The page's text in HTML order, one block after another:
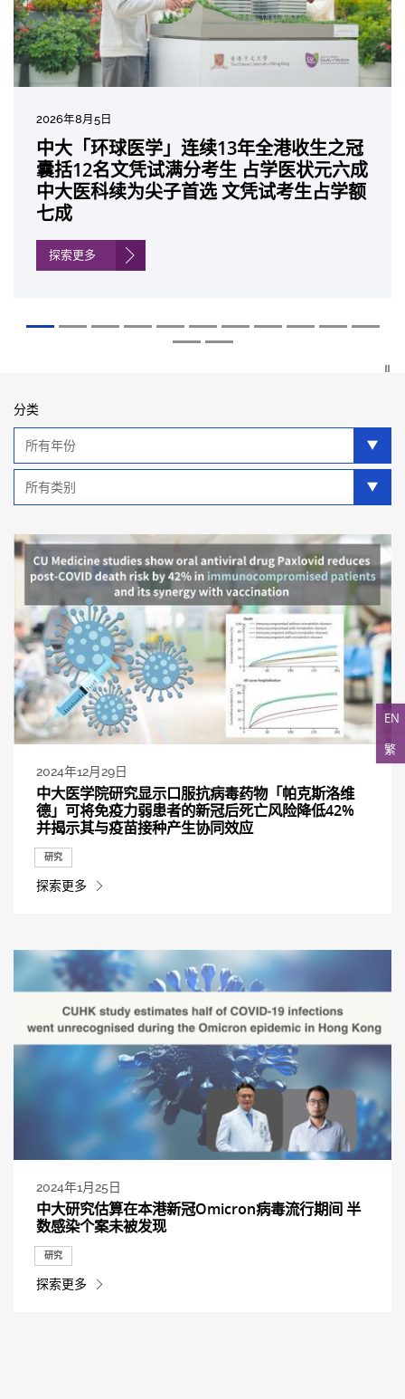
EN
繁
2026年8月5日
中大「环球医学」连续13年全港收生之冠
囊括12名文凭试满分考生 占学医状元六成
中大医科续为尖子首选 文凭试考生占学额
七成
探索更多
2026年7月10日
中大研发「AI-OCT」系统助测糖尿黄斑水
肿 假阳性转介个案锐减六成 缩短患者轮
候诊症时间
2026年7月10日
中大黄秀娟教授获颁中国工程界最高荣誉
「光华工程科技奖」 成为今届医药衞生领
域唯一香港学者
2026年7月7日
中大新设「香港中文大学凤凰奖学金」嘉
许公开试状元 鼓励学医状元走出课堂放眼
世界 装备21世纪妙手仁医
2026年6月29日
中大全新一站式PGT-Plus方案 精准辨识
传统检测中复杂基因异常「盲点」 降低人
工受孕流产及异常妊娠风险
2026年6月22日
中大发现青光眼治疗新靶点 小鼠实验证实
可恢复七成视力 有助开创崭新神经保护疗
法
2026年6月17日
中大成功拆解肝癌免疫治疗耐药性机制 揭
一种免疫细胞具「除废喂食」新功能助癌
细胞耐药性
2026年6月10日
中大与多名全球专家共同牵头跨国肺癌研
究 逾半晚期ALK阳性肺癌病人七年无恶化
因特定基因异常而引起的肺癌有望变成
「慢性病」 患者可与病共存
探索更多
2026年6月5日
中大教授陈重娥获颁「清野裕杰出领袖
奖」 成为本港首名学者荣膺亚洲糖尿病教
研最高荣誉
2026年6月2日
中大汇聚逾200位区域专家 探讨私人医疗
保险如何推动全民健康覆盖
探索更多
2026年5月19日
中大张源津医生成首位亚洲研究员 荣获国
际泌尿科权威奖项John K. Lattimer 讲座
奖
2026年5月14日
中大取得「从实验室到临床应用」研究突
破 初步证实GLP-1药物可改善严重中风康
复情况
分类
类
类
2024年12月29日
中大医学院研究显示口服抗病毒药物「帕克斯洛维
德」可将免疫力弱患者的新冠后死亡风险降低42%
并揭示其与疫苗接种产生协同效应
研究
探索更多
2024年1月25日
中大研究估算在本港新冠Omicron病毒流行期间 半
数感染个案未被发现
研究
探索更多